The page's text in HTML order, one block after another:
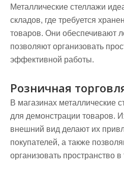
Металлические стеллажи
складов, где требуется
товаров. Они обеспечивают
позволяют организовать
эффективной работы.
Розничная
В магазинах металлические
для демонстрации товаров.
внешний вид делают их
покупателей, а также
организовать пространство